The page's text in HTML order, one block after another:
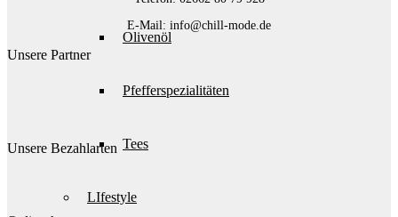
Olivenöl
Pfefferspezialitäten
Tees
LIfestyle
E-Mail: info@chill-mode.de
Unsere Partner
Unsere Bezahlarten